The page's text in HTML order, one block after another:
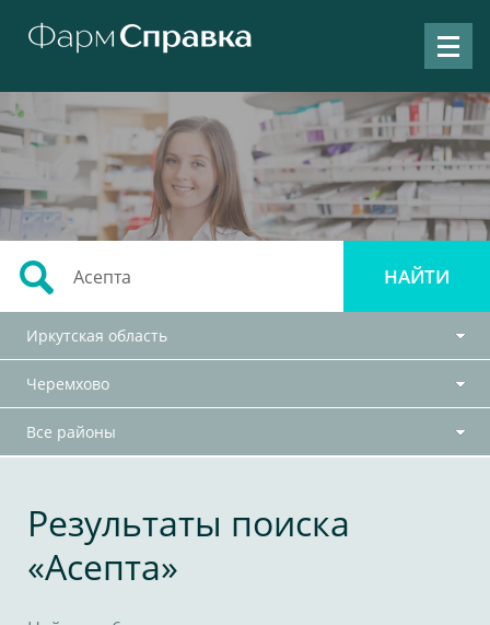
Иркутская область
Черемхово
Все районы
Результаты поиска
«Асепта»